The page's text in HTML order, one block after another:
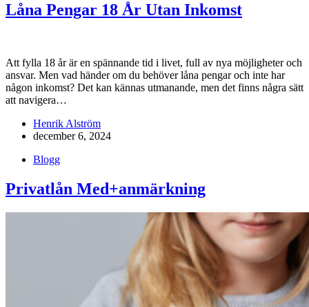
Låna Pengar 18 År Utan Inkomst
Att fylla 18 år är en spännande tid i livet, full av nya möjligheter och
ansvar. Men vad händer om du behöver låna pengar och inte har
någon inkomst? Det kan kännas utmanande, men det finns några sätt
att navigera…
Henrik Alström
december 6, 2024
Blogg
Privatlån Med+anmärkning